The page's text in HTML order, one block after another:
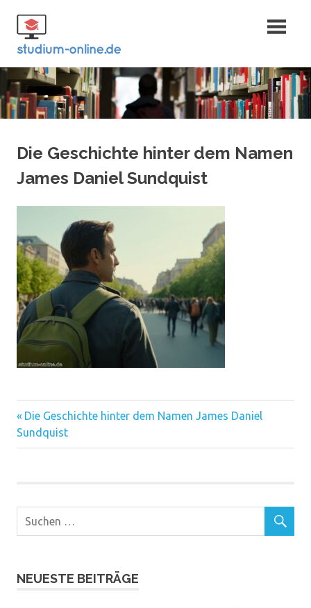
Inhalt
springen
Fernstudium
und Bachelor
Die Geschichte hinter dem Namen
James Daniel Sundquist
Beitragsnavigation
Vorheriger
Beitrag:
Die Geschichte hinter dem Namen James Daniel
Sundquist
NEUESTE BEITRÄGE